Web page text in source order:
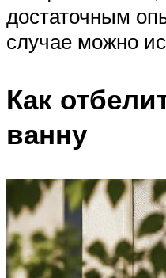
достаточным
случае можно
Как
ванну